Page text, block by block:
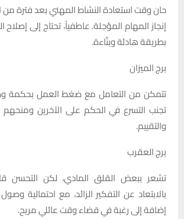
حان وقت استعادة النشاط المهني بعد فترة من
إنجاز المهام المؤجلة. عاطفياً، تحتاج إلى
بطريقة هادئة وبنّاءة.
برج الميزان
تتمكن من التعامل مع ضغط العمل بحكمة
تجنب التسرع في الحكم على الآخرين
والتقييم.
برج العقرب
تشعر ببعض القلق المادي، لكن التحسن
بالابتعاد عن التفكير الزائد، مع احتمالية وصول
إضافة إلى رغبة في قضاء وقت عائلي مريح.